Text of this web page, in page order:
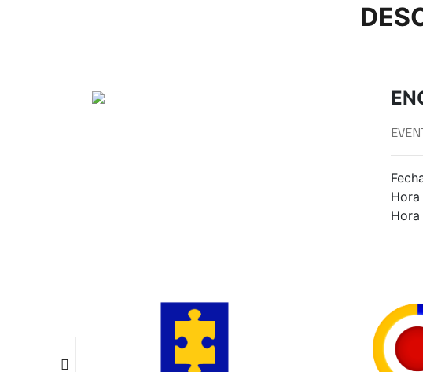
Hora
Hora